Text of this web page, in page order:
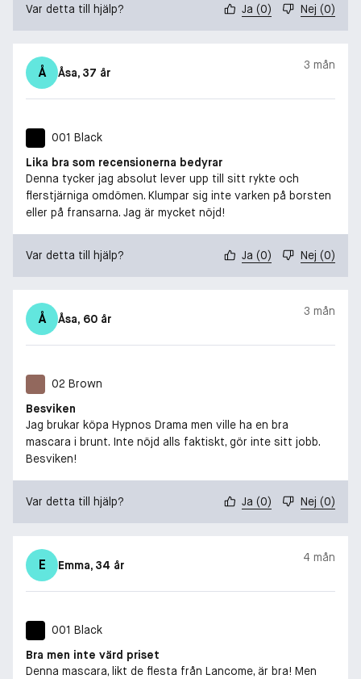
Var detta till hjälp? Ja (0) Nej (0)
Å Åsa, 37 år
3 mån
001 Black
Lika bra som recensionerna bedyrar
Denna tycker jag absolut lever upp till sitt rykte och
flerstjärniga omdömen. Klumpar sig inte varken på borsten
eller på fransarna. Jag är mycket nöjd!
Var detta till hjälp? Ja (0) Nej (0)
Å Åsa, 60 år
3 mån
02 Brown
Besviken
Jag brukar köpa Hypnos Drama men ville ha en bra
mascara i brunt. Inte nöjd alls faktiskt, gör inte sitt jobb.
Besviken!
Var detta till hjälp? Ja (0) Nej (0)
E Emma, 34 år
4 mån
001 Black
Bra men inte värd priset
Denna mascara, likt de flesta från Lancome, är bra! Men